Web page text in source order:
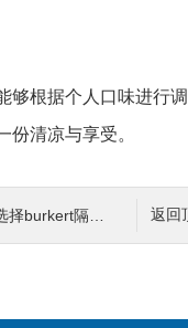
根据个人口味进行
清凉与享受。
返回
隔膜阀？